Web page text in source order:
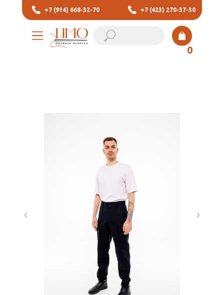
+7 (423) 270-37-30
+7 (914) 668-32-70
0